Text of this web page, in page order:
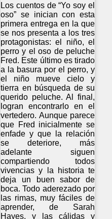
Los cuentos de “Yo soy el
oso” se inician con esta
primera entrega en la que
se nos presenta a los tres
protagonistas: el niño, el
perro y el oso de peluche
Fred. Este último es tirado
a la basura por el perro, y
el niño mueve cielo y
tierra en búsqueda de su
querido peluche. Al final,
logran encontrarlo en el
vertedero. Aunque parece
que Fred inicialmente se
enfade y que la relación
se deteriore, más
adelante siguen
compartiendo todos
vivencias y la historia te
deja un buen sabor de
boca. Todo aderezado por
las rimas, muy fáciles de
aprender, de Sarah
Hayes, y las cálidas y